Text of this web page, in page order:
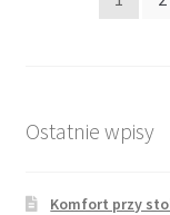
Ostatnie wpisy
Komfort przy